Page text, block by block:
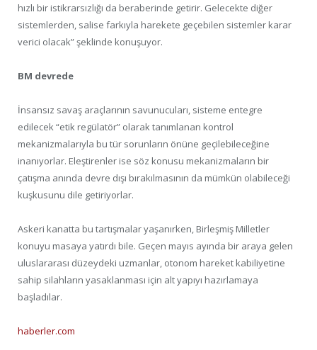
hızlı bir istikrarsızlığı da beraberinde getirir. Gelecekte diğer
sistemlerden, salise farkıyla harekete geçebilen sistemler karar
verici olacak” şeklinde konuşuyor.
BM devrede
İnsansız savaş araçlarının savunucuları, sisteme entegre
edilecek “etik regülatör” olarak tanımlanan kontrol
mekanizmalarıyla bu tür sorunların önüne geçilebileceğine
inanıyorlar. Eleştirenler ise söz konusu mekanizmaların bir
çatışma anında devre dışı bırakılmasının da mümkün olabileceği
kuşkusunu dile getiriyorlar.
Askeri kanatta bu tartışmalar yaşanırken, Birleşmiş Milletler
konuyu masaya yatırdı bile. Geçen mayıs ayında bir araya gelen
uluslararası düzeydeki uzmanlar, otonom hareket kabiliyetine
sahip silahların yasaklanması için alt yapıyı hazırlamaya
başladılar.
haberler.com